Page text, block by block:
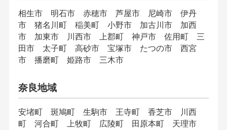
相生市 明石市 赤穂市 芦屋市 尼崎市 伊丹
市 猪名川町 稲美町 小野市 加古川市 加西
市 加東市 川西市 上郡町 神戸市 佐用町 三
田市 太子町 高砂市 宝塚市 たつの市 西宮
市 播磨町 姫路市 三木市
奈良地域
安堵町 斑鳩町 生駒市 王寺町 香芝市 川西
町 河合町 上牧町 広陵町 田原本町 天理市